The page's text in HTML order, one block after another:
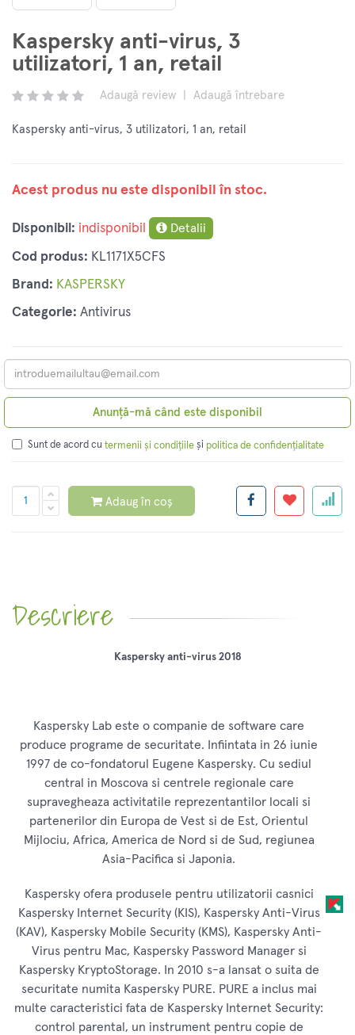
Kaspersky anti-virus, 3
utilizatori, 1 an, retail
Adaugă review Adaugă întrebare
Kaspersky anti-virus, 3 utilizatori, 1 an, retail
Acest produs nu este disponibil în stoc.
Disponibil: indisponibil Detalii
Cod produs: KL1171X5CFS
Brand: KASPERSKY
Categorie: Antivirus
Anunță-mă când este disponibil
Sunt de acord cu termenii și condițiile și politica de confidențialitate
Adaug în coș
Descriere
Kaspersky anti-virus 2018
Kaspersky Lab este o companie de software care
produce programe de securitate. Infiintata in 26 iunie
1997 de co-fondatorul Eugene Kaspersky. Cu sediul
central in Moscova si centrele regionale care
supravegheaza activitatile reprezentantilor locali si
partenerilor din Europa de Vest si de Est, Orientul
Mijlociu, Africa, America de Nord si de Sud, regiunea
Asia-Pacifica si Japonia.
Kaspersky ofera produsele pentru utilizatorii casnici
Kaspersky Internet Security (KIS), Kaspersky Anti-Virus
(KAV), Kaspersky Mobile Security (KMS), Kaspersky Anti-
Virus pentru Mac, Kaspersky Password Manager si
Kaspersky KryptoStorage. In 2010 s-a lansat o suita de
securitate numita Kaspersky PURE. PURE a inclus mai
multe caracteristici fata de Kaspersky Internet Security:
control parental, un instrument pentru copie de